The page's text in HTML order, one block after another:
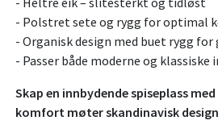
- Polstret sete og rygg for optimal
- Organisk design med buet rygg
- Passer både moderne og
Skap en innbydende spiseplass
komfort møter skandinavisk